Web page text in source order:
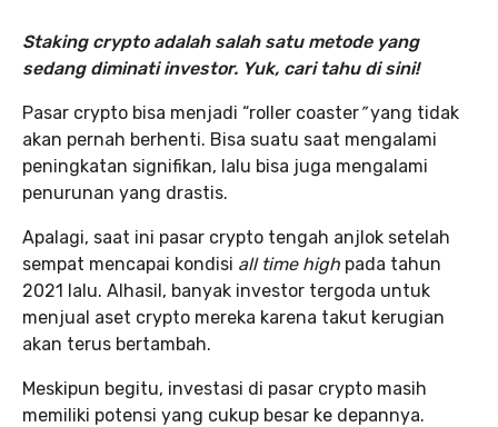
Staking crypto adalah salah satu metode yang
sedang diminati investor. Yuk, cari tahu di sini!
Pasar crypto bisa menjadi “roller coaster”yang tidak
akan pernah berhenti. Bisa suatu saat mengalami
peningkatan signifikan, lalu bisa juga mengalami
penurunan yang drastis.
Apalagi, saat ini pasar crypto tengah anjlok setelah
sempat mencapai kondisi all time high pada tahun
2021 lalu. Alhasil, banyak investor tergoda untuk
menjual aset crypto mereka karena takut kerugian
akan terus bertambah.
Meskipun begitu, investasi di pasar crypto masih
memiliki potensi yang cukup besar ke depannya.